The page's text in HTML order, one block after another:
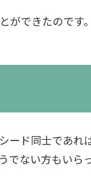
ができたので
ード同士であ
ない方もいら